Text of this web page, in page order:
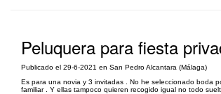
Peluquera para fiesta
Publicado el 29-6-2021 en San Pedro Alcantara (Málaga)
Es para una novia y 3 invitadas . No he seleccionado boda
familiar . Y ellas tampoco quieren recogido igual no todo